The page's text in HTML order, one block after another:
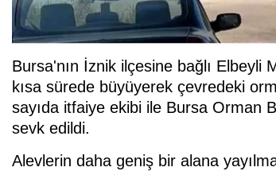
Bursa'nın İznik ilçesine bağlı Elbeyli
kısa sürede büyüyerek çevredeki
sayıda itfaiye ekibi ile Bursa Orman
sevk edildi.
Alevlerin daha geniş bir alana